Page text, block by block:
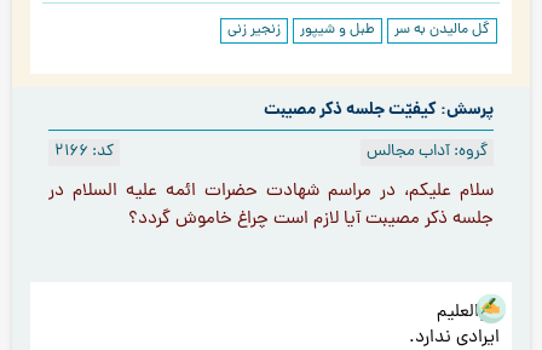
گل مالیدن به سر طبل و شیپور زنجیر زنی
پرسش: کیفیّت جلسه ذكر مصيبت
کد: 2166 گروه: آداب مجالس
سلام عليكم، در مراسم شهادت حضرات ائمه عليه السلام در
جلسه ذكر مصيبت آيا لازم است چراغ خاموش گردد؟
هوالعلیم
ایرادی ندارد.